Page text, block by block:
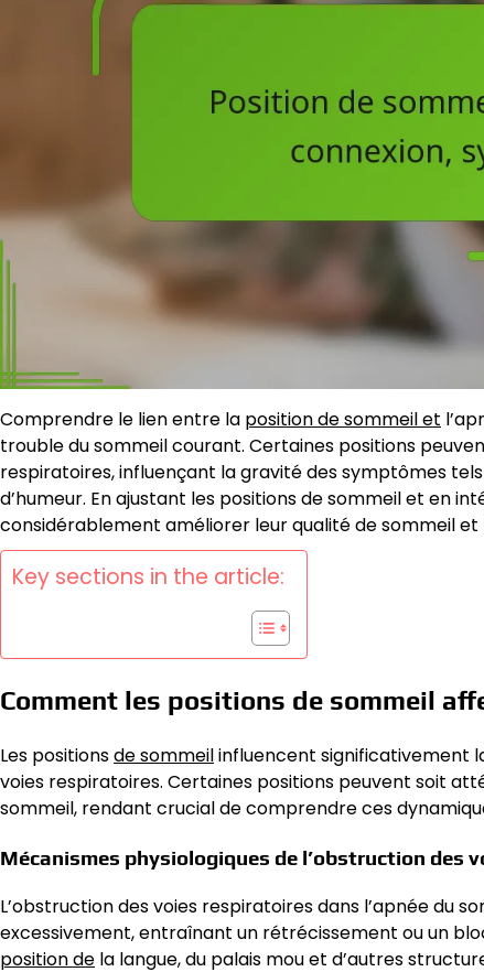
Comprendre le lien entre la position de sommeil et
trouble du sommeil courant. Certaines positions
respiratoires, influençant la gravité des symptômes
d’humeur. En ajustant les positions de sommeil et en
considérablement améliorer leur qualité de sommeil
Key sections in the article:
Comment les positions de sommeil
Les positionsde sommeilinfluencent significativement
voies respiratoires. Certaines positions peuvent soit
sommeil, rendant crucial de comprendre ces
Mécanismes physiologiques de l’obstruction des
L’obstruction des voies respiratoires dans l’apnée du
excessivement, entraînant un rétrécissement ou un
position de la langue, du palais mou et d’autres